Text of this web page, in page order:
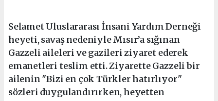
Selamet Uluslararası İnsani Yardım Derneği
heyeti, savaş nedeniyle Mısır’a sığınan
Gazzeli aileleri ve gazileri ziyaret ederek
emanetleri teslim etti. Ziyarette Gazzeli bir
ailenin "Bizi en çok Türkler hatırlıyor"
sözleri duygulandırırken, heyetten